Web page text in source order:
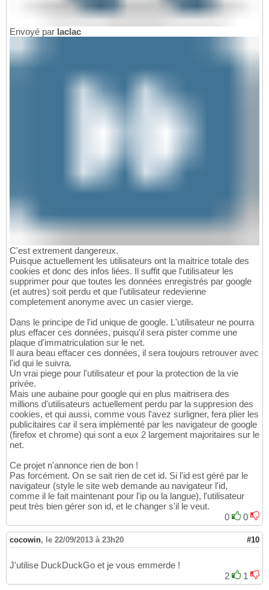
Envoyé par laclac
C'est extrement dangereux.
Puisque actuellement les utilisateurs ont la maitrice totale des
cookies et donc des infos liées. Il suffit que l'utilisateur les
supprimer pour que toutes les données enregistrés par google
(et autres) soit perdu et que l'utilisateur redevienne
completement anonyme avec un casier vierge.
Dans le principe de l'id unique de google. L'utilisateur ne pourra
plus effacer ces données, puisqu'il sera pister comme une
plaque d'immatriculation sur le net.
Il aura beau effacer ces données, il sera toujours retrouver avec
l'id qui le suivra.
Un vrai piege pour l'utilisateur et pour la protection de la vie
privée.
Mais une aubaine pour google qui en plus maitrisera des
millions d'utilisateurs actuellement perdu par la suppresion des
cookies, et qui aussi, comme vous l'avez surligner, fera plier les
publicitaires car il sera implémenté par les navigateur de google
(firefox et chrome) qui sont a eux 2 largement majoritaires sur le
net.
Ce projet n'annonce rien de bon !
Pas forcément. On se sait rien de cet id. Si l'id est géré par le
navigateur (style le site web demande au navigateur l'id,
comme il le fait maintenant pour l'ip ou la langue), l'utilisateur
peut très bien gérer son id, et le changer s'il le veut.
0
0
cocowin, le 22/09/2013 à 23h20 #10
J'utilise DuckDuckGo et je vous emmerde !
2
1